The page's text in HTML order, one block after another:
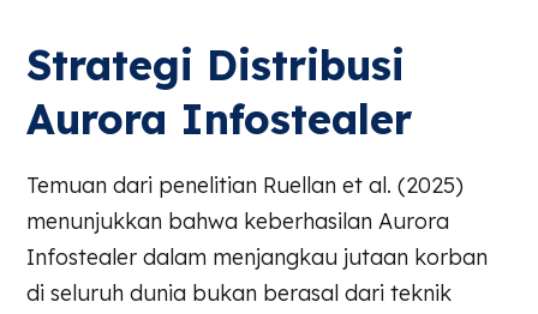
Strategi Distribusi
Aurora Infostealer
Temuan dari penelitian Ruellan et al. (2025)
menunjukkan bahwa keberhasilan Aurora
Infostealer dalam menjangkau jutaan korban
di seluruh dunia bukan berasal dari teknik